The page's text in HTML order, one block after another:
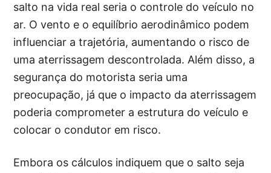
salto na vida real seria o controle do veículo no
ar. O vento e o equilíbrio aerodinâmico podem
influenciar a trajetória, aumentando o risco de
uma aterrissagem descontrolada. Além disso, a
segurança do motorista seria uma
preocupação, já que o impacto da aterrissagem
poderia comprometer a estrutura do veículo e
colocar o condutor em risco.
Embora os cálculos indiquem que o salto seja